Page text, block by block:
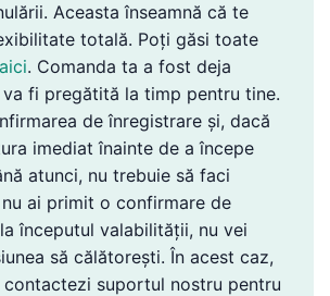
Aceasta înseamnă că te
totală. Poți găsi toate
aici. Comanda ta a fost deja
fi pregătită la timp pentru tine.
de înregistrare și, dacă
imediat înainte de a începe
atunci, nu trebuie să faci
ai primit o confirmare de
începutul valabilității, nu vei
să călătorești. În acest caz,
contactezi suportul nostru pentru